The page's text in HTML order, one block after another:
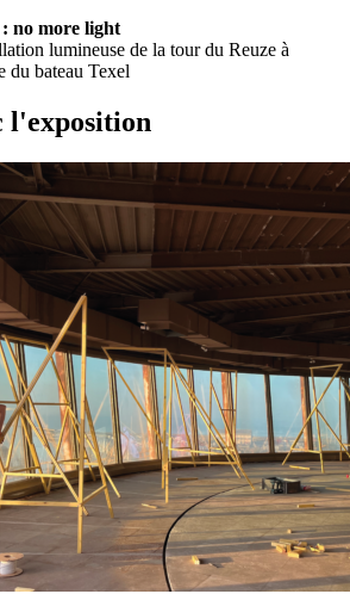
: no more light
lumineuse de la tour du Reuze à
du bateau Texel
l'exposition